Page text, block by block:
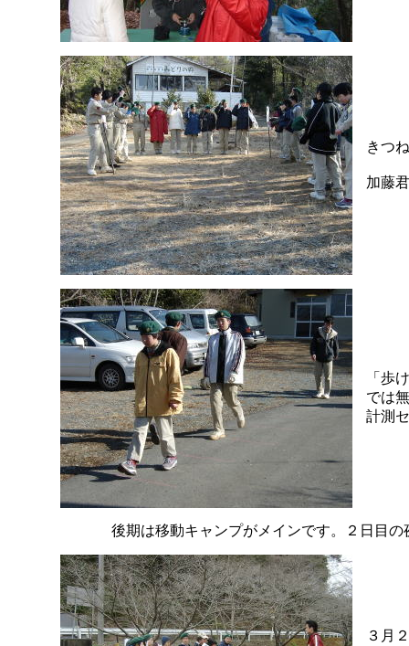
きつ
加藤
「歩
では
計測
後期は移動キャンプがメインです。２日目
３月